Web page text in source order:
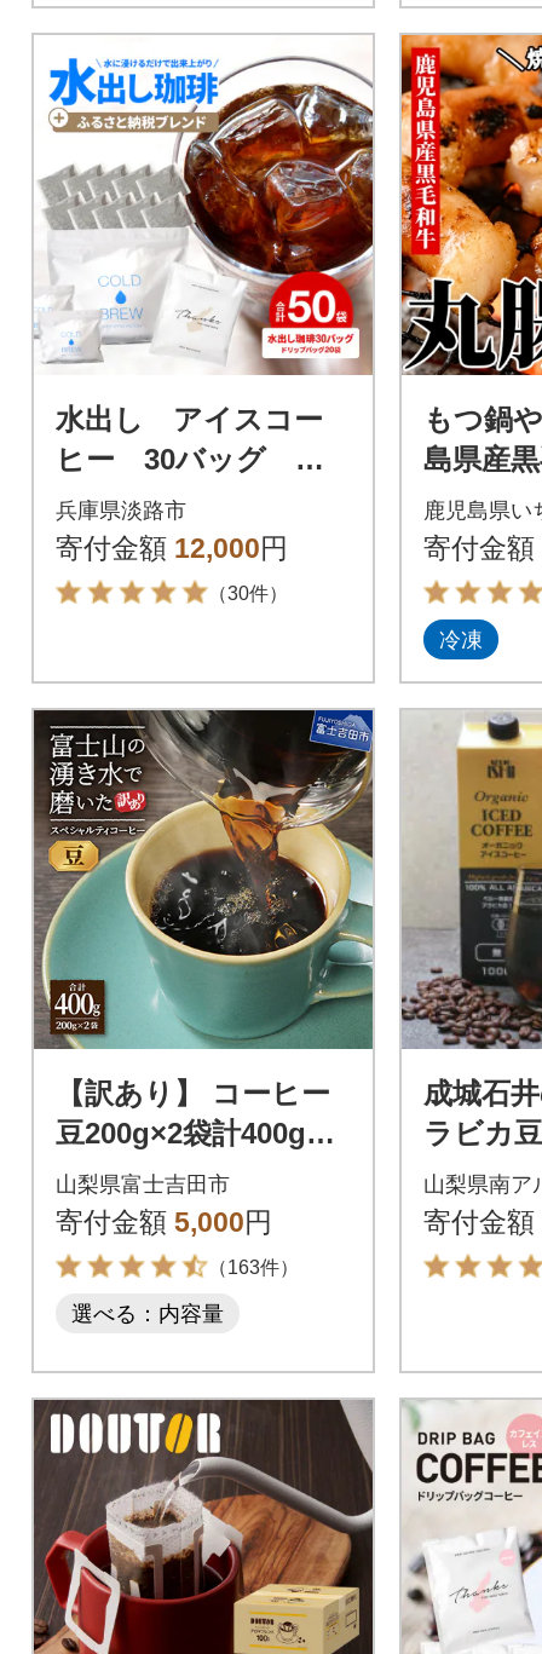
水出し アイスコー
ヒー 30バッグ 淡
路島 ドリップバッ
グ セット at14707
兵庫県淡路市
寄付金額 12,000円
（30件）
もつ鍋
島県産
ン(丸腸)
鹿児島県い
寄付金額
冷凍
【訳あり】 コーヒー
豆200g×2袋計400g自
家焙煎珈琲 スペシャ
ルティコーヒー 富士
山の湧き水
山梨県富士吉田市
寄付金額 5,000円
（163件）
選べる：内容量
成城石
ラビカ
クアイ
糖
山梨県南ア
寄付金額